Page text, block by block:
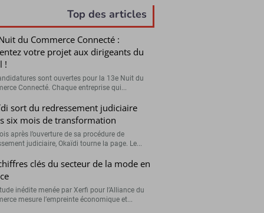
Top des articles
du Commerce Connecté :
votre projet aux dirigeants du
!
sont ouvertes pour la 13e Nuit du
Connecté. Chaque entreprise qui...
sort du redressement judiciaire
six mois de transformation
après l’ouverture de sa procédure de
judiciaire, Okaïdi tourne la page. Le...
clés du secteur de la mode en
inédite menée par Xerfi pour l’Alliance du
mesure l’empreinte économique et...